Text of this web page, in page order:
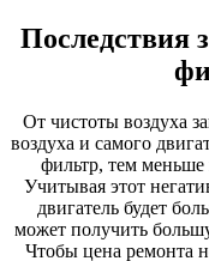
Последствия
От чистоты воздуха
воздуха и самого
фильтр, тем меньше
Учитывая этот
двигатель будет
может получить
Чтобы цена ремонта